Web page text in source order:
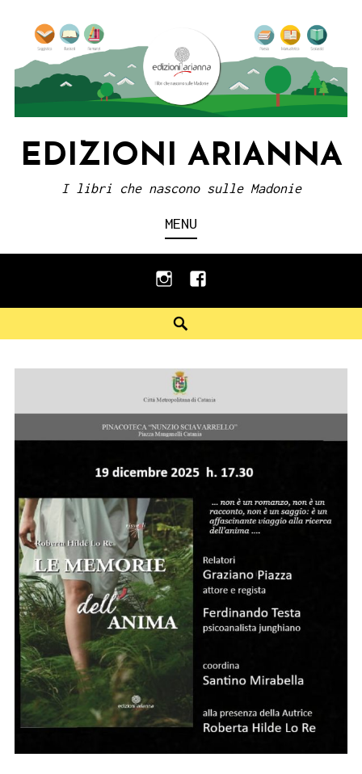
content
EDIZIONI ARIANNA
I libri che nascono sulle Madonie
MENU
instagramfacebook